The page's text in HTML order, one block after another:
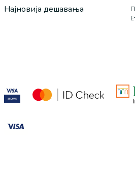
Најновија дешавања